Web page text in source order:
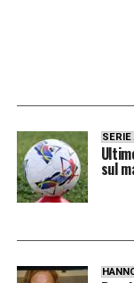
SERIE
sul